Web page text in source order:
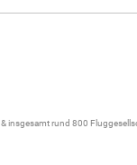
. & insgesamt rund 800